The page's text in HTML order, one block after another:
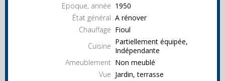
Epoque, année 1950
État général A rénover
Chauffage Fioul
Cuisine Partiellement équipée,
Indépendante
Ameublement Non meublé
Vue Jardin, terrasse